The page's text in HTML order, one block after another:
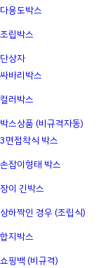
다용도박스
조립박스
단상자
싸바리박스
컬러박스
박스상품 (비규격자동)
3면접착식 박스
손잡이형태 박스
장이 긴박스
상하짝인 경우 (조립식)
합지박스
쇼핑백 (비규격)